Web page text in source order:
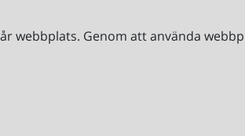
webbplats. Genom att använda